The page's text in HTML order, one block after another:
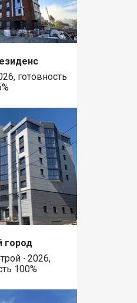
готовность
город
∙ 2026,
100%